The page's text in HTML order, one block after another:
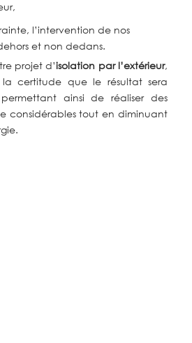
l’intervention de nos
et non dedans.
projetd’isolation par l’extérieur,
certitude que le résultat sera
ainsi de réaliser des
considérables tout en diminuant